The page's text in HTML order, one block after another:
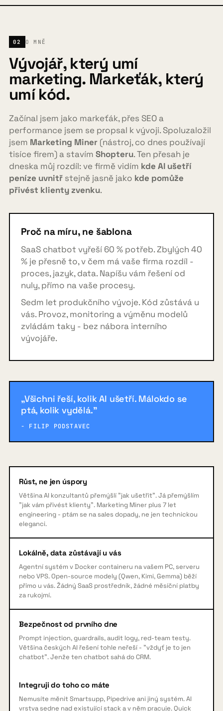
02 O MNĚ
Vývojář, který umí
marketing. Markeťák, který
umí kód.
Začínal jsem jako markeťák, přes SEO a
performance jsem se propsal k vývoji. Spoluzaložil
jsem Marketing Miner (nástroj, co dnes používají
tisíce firem) a stavím Shopteru. Ten přesah je
dneska můj rozdíl: ve firmě vidím kde AI ušetří
peníze uvnitř stejně jasně jako kde pomůže
přivést klienty zvenku.
Proč na míru, ne šablona
SaaS chatbot vyřeší 60 % potřeb. Zbylých 40
% je přesně to, v čem má vaše firma rozdíl -
proces, jazyk, data. Napíšu vám řešení od
nuly, přímo na vaše procesy.
Sedm let produkčního vývoje. Kód zůstává u
vás. Provoz, monitoring a výměnu modelů
zvládám taky - bez nábora interního
vývojáře.
„Všichni řeší, kolik AI ušetří. Málokdo se
ptá, kolik vydělá."
- FILIP PODSTAVEC
Růst, ne jen úspory
Většina AI konzultantů přemýšlí "jak ušetřit". Já přemýšlím
"jak vám přivést klienty". Marketing Miner plus 7 let
engineering - ptám se na sales dopady, ne jen technickou
eleganci.
Lokálně, data zůstávají u vás
Agentní systém v Docker containeru na vašem PC, serveru
nebo VPS. Open-source modely (Qwen, Kimi, Gemma) běží
přímo u vás. Žádný SaaS prostředník, žádné měsíční platby
za rukojmí.
Bezpečnost od prvního dne
Prompt injection, guardrails, audit logy, red-team testy.
Většina českých AI řešení tohle neřeší - "vždyť je to jen
chatbot". Jenže ten chatbot sahá do CRM.
Integruji do toho co máte
Nemusíte měnit Smartsupp, Pipedrive ani jiný systém. AI
vrstva sedne nad existující stack a v něm pracuje. Quick